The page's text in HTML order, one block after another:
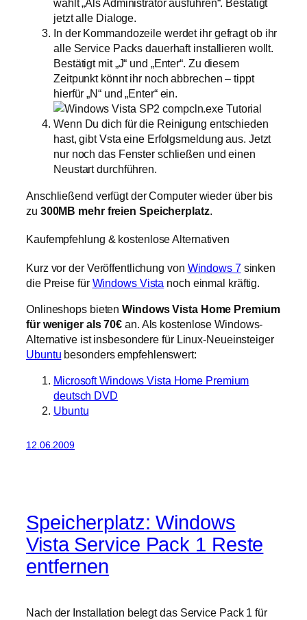
wählt „Als Administrator ausführen“. Bestätigt
jetzt alle Dialoge.
In der Kommandozeile werdet ihr gefragt ob ihr
alle Service Packs dauerhaft installieren wollt.
Bestätigt mit „J“ und „Enter“. Zu diesem
Zeitpunkt könnt ihr noch abbrechen – tippt
hierfür „N“ und „Enter“ ein.
Wenn Du dich für die Reinigung entschieden
hast, gibt Vsta eine Erfolgsmeldung aus. Jetzt
nur noch das Fenster schließen und einen
Neustart durchführen.
Anschließend verfügt der Computer wieder über bis
zu 300MB mehr freien Speicherplatz.
Kaufempfehlung & kostenlose Alternativen
Kurz vor der Veröffentlichung von Windows 7sinken
die Preise für Windows Vista noch einmal kräftig.
Onlineshops bietenWindows Vista Home Premium
für weniger als 70€ an. Als kostenlose Windows-
Alternative ist insbesondere für Linux-Neueinsteiger
Ubuntu besonders empfehlenswert:
Microsoft Windows Vista Home Premium
deutsch DVD
Ubuntu
12.06.2009
Speicherplatz: Windows
Vista Service Pack 1 Reste
entfernen
Nach der Installation belegt das Service Pack 1 für